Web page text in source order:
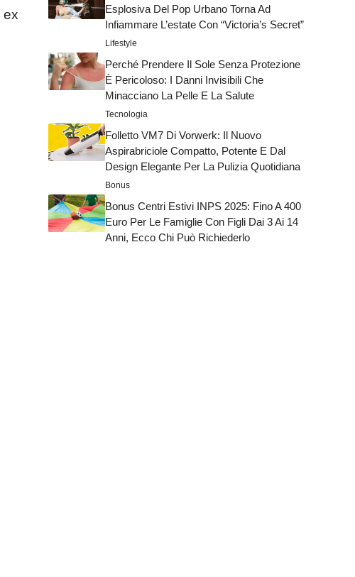
ex
Esplosiva Del Pop Urbano Torna Ad
Infiammare L’estate Con “Victoria’s Secret”
Lifestyle
Perché Prendere Il Sole Senza Protezione
È Pericoloso: I Danni Invisibili Che
Minacciano La Pelle E La Salute
Tecnologia
Folletto VM7 Di Vorwerk: Il Nuovo
Aspirabriciole Compatto, Potente E Dal
Design Elegante Per La Pulizia Quotidiana
Bonus
Bonus Centri Estivi INPS 2025: Fino A 400
Euro Per Le Famiglie Con Figli Dai 3 Ai 14
Anni, Ecco Chi Può Richiederlo